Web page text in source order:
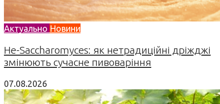
Актуально Новини
Не-Saccharomyces: як нетрадиційні дріжджі
змінюють сучасне пивоваріння
07.08.2026